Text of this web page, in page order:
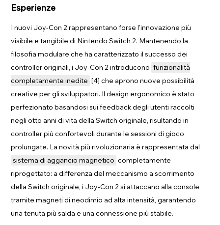
Esperienze
I nuovi Joy-Con 2 rappresentano forse l'innovazione più
visibile e tangibile di Nintendo Switch 2. Mantenendo la
filosofia modulare che ha caratterizzato il successo dei
controller originali, i Joy-Con 2 introducono funzionalità
completamente inedite [4] che aprono nuove possibilità
creative per gli sviluppatori. Il design ergonomico è stato
perfezionato basandosi sui feedback degli utenti raccolti
negli otto anni di vita della Switch originale, risultando in
controller più confortevoli durante le sessioni di gioco
prolungate. La novità più rivoluzionaria è rappresentata dal
sistema di aggancio magnetico completamente
riprogettato: a differenza del meccanismo a scorrimento
della Switch originale, i Joy-Con 2 si attaccano alla console
tramite magneti di neodimio ad alta intensità, garantendo
una tenuta più salda e una connessione più stabile.